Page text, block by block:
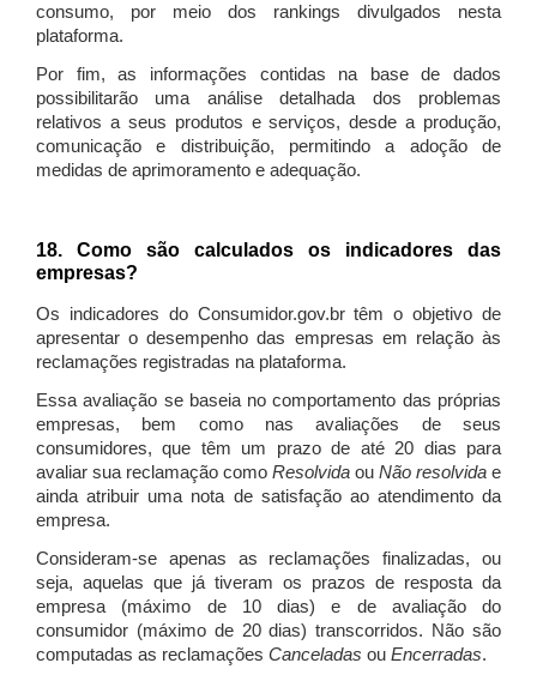
consumo, por meio dos rankings divulgados nesta
plataforma.
Por fim, as informações contidas na base de dados
possibilitarão uma análise detalhada dos problemas
relativos a seus produtos e serviços, desde a produção,
comunicação e distribuição, permitindo a adoção de
medidas de aprimoramento e adequação.
18. Como são calculados os indicadores das
empresas?
Os indicadores do Consumidor.gov.br têm o objetivo de
apresentar o desempenho das empresas em relação às
reclamações registradas na plataforma.
Essa avaliação se baseia no comportamento das próprias
empresas, bem como nas avaliações de seus
consumidores, que têm um prazo de até 20 dias para
avaliar sua reclamação como Resolvida ou Não resolvida e
ainda atribuir uma nota de satisfação ao atendimento da
empresa.
Consideram-se apenas as reclamações finalizadas, ou
seja, aquelas que já tiveram os prazos de resposta da
empresa (máximo de 10 dias) e de avaliação do
consumidor (máximo de 20 dias) transcorridos. Não são
computadas as reclamações Canceladas ou Encerradas.